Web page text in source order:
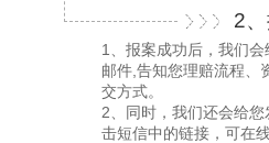
2
1、报案成功后，我们会
邮件,告知您理赔流程、
交方式。
2、同时，我们还会给
击短信中的链接，可在